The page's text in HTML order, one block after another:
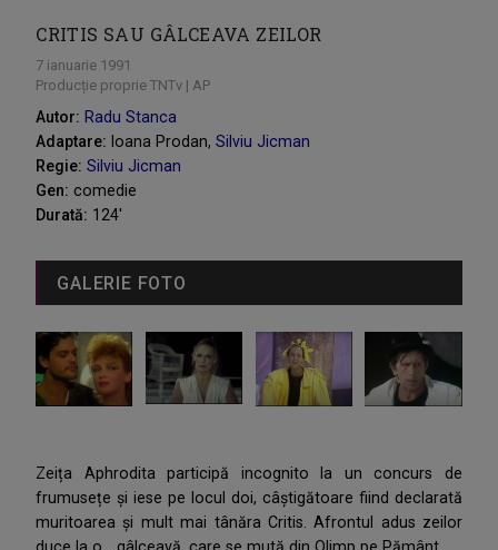
CRITIS SAU GÂLCEAVA ZEILOR
7 ianuarie 1991
Producție proprie TNTv | AP
Autor: Radu Stanca
Adaptare: Ioana Prodan,Silviu Jicman
Regie: Silviu Jicman
Gen: comedie
Durată: 124'
GALERIE FOTO
Zeița Aphrodita participă incognito la un concurs de
frumusețe și iese pe locul doi, câștigătoare fiind declarată
muritoarea și mult mai tânăra Critis. Afrontul adus zeilor